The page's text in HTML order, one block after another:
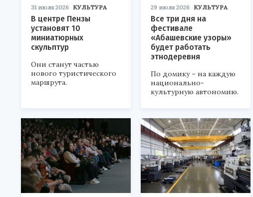
31 июля 2026 КУЛЬТУРА
В центре Пензы
установят 10
миниатюрных
скульптур
Они станут частью
нового туристического
маршрута.
29 июля 2026 КУЛЬТУРА
Все три дня на
фестивале
«Абашевские узоры»
будет работать
этнодеревня
По домику – на каждую
национально-
культурную автономию.